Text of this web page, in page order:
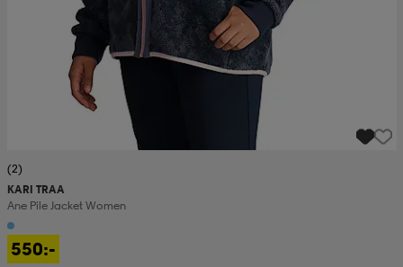
(2)
KARI TRAA
Ane Pile Jacket Women
550:-